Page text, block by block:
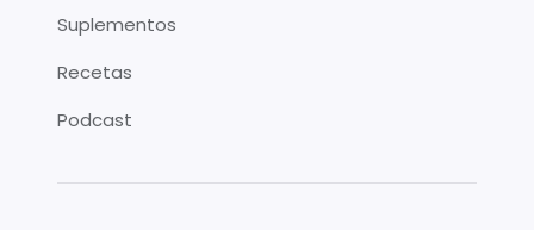
Suplementos
Recetas
Podcast